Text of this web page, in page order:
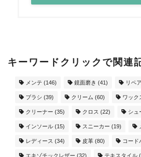
キーワードクリックで関連
メンテ (146) 鏡面磨き (41) リペア
ブラシ (39) クリーム (60) ワック
クリーナー (35) クロス (22) シュ
インソール (15) スニーカー (19)
レディース (34) 皮革 (80) コード
エキゾチックレザー (32) テキスタイル